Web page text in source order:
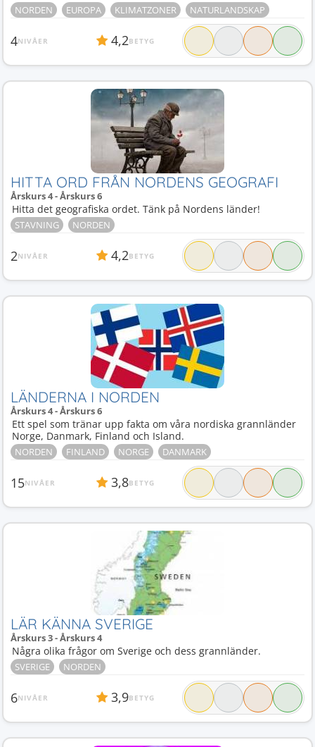
NORDEN EUROPA KLIMATZONER NATURLANDSKAP
4NIVÅER 4,2BETYG
HITTA ORD FRÅN NORDENS GEOGRAFI
Årskurs 4 - Årskurs 6
Hitta det geografiska ordet. Tänk på Nordens länder!
STAVNING NORDEN
2NIVÅER 4,2BETYG
LÄNDERNA I NORDEN
Årskurs 4 - Årskurs 6
Ett spel som tränar upp fakta om våra nordiska grannländer
Norge, Danmark, Finland och Island.
NORDEN FINLAND NORGE DANMARK
15NIVÅER 3,8BETYG
LÄR KÄNNA SVERIGE
Årskurs 3 - Årskurs 4
Några olika frågor om Sverige och dess grannländer.
SVERIGE NORDEN
6NIVÅER 3,9BETYG